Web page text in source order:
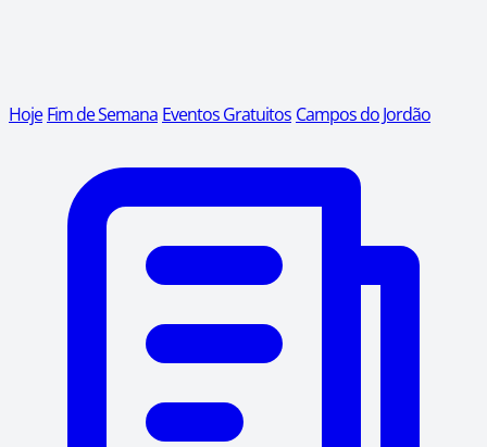
Hoje Fim de Semana Eventos Gratuitos Campos do Jordão